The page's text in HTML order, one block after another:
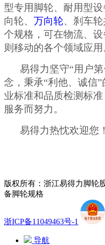
型专用脚轮、耐用型
向轮、 万向轮、刹车
个规格，可在物流、
则移动的各个领域应用
易得力坚守“用户
念，秉承“利他、诚信
业标准和品质检测标
服务而努力。
易得力热忱欢迎您！
版权所有：浙江易得力脚轮
备脚轮规格
浙ICP备11049463号-1
导航